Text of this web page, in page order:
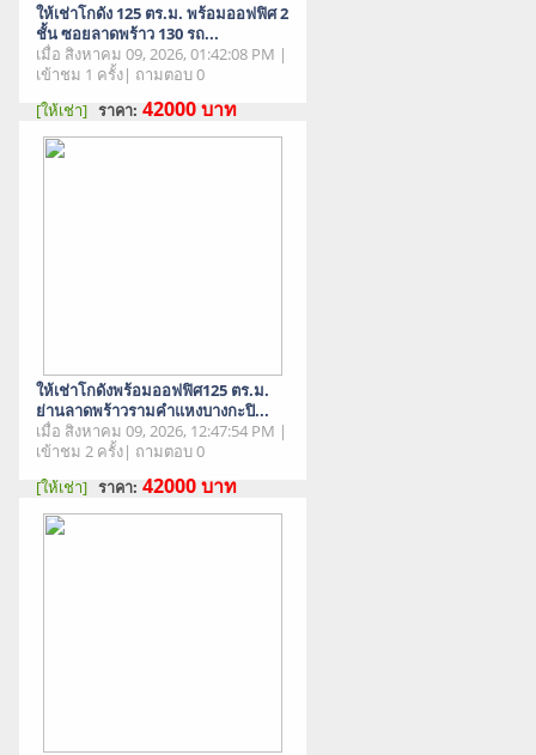
ให้เช่าโกดัง 125 ตร.ม. พร้อมออฟฟิศ 2
ชั้น ซอยลาดพร้าว 130 รถ...
เมื่อ สิงหาคม 09, 2026, 01:42:08 PM |
เข้าชม 1 ครั้ง| ถามตอบ 0
[ให้เช่า] ราคา: 42000บาท
ให้เช่าโกดังพร้อมออฟฟิศ125 ตร.ม.
ย่านลาดพร้าวรามคำแหงบางกะปิ...
เมื่อ สิงหาคม 09, 2026, 12:47:54 PM |
เข้าชม 2 ครั้ง| ถามตอบ 0
[ให้เช่า] ราคา: 42000บาท